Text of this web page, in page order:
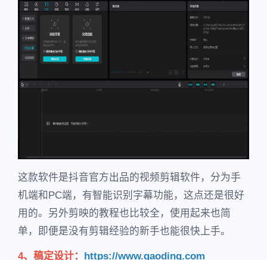
这款软件是抖音官方出品的视频剪辑软件，分为手
机端和PC端，有智能识别字幕功能，这点还是很好
用的。另外剪映的教程也比较全，使用起来也简
单，即便是没有剪辑经验的新手也能很快上手。
4、稿定设计： https://www.gaoding.com